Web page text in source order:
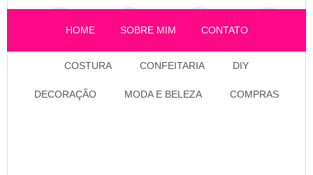
HOME SOBRE MIM CONTATO
COSTURA CONFEITARIA DIY
DECORAÇÃO MODA E BELEZA COMPRAS